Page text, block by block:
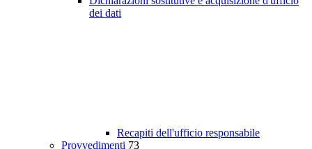
dei dati
Recapiti dell'ufficio responsabile
Provvedimenti 73